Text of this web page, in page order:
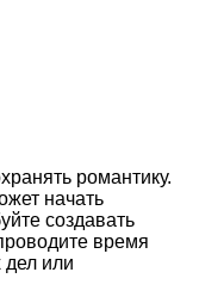
романтику.
начать
создавать
время
дел или